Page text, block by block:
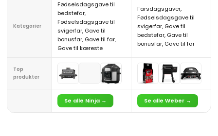
Kategorier
Fødselsdagsgave til
bedstefar,
Fødselsdagsgave til
svigerfar, Gave til
bonusfar, Gave til far,
Gave til kæreste
Farsdagsgaver,
Fødselsdagsgave til
svigerfar, Gave til
bedstefar, Gave til
bonusfar, Gave til far
Top
produkter
Se alle Ninja → Se alle Weber →